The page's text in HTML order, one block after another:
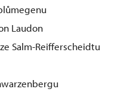
Laudon
Salm-Reifferscheidtu